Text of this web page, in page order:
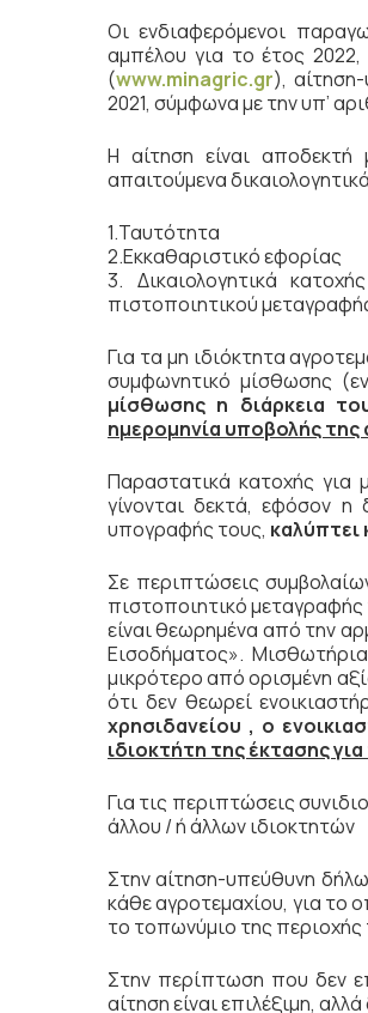
Οι ενδιαφερόμενοι
αμπέλου για το έτος
(www.minagric.gr),
2021, σύμφωνα με την υπ’
Η αίτηση είναι
απαιτούμενα
1.Ταυτότητα
2.Εκκαθαριστικό εφορίας
3. Δικαιολογητικά
πιστοποιητικού
Για τα μη ιδιόκτητα
συμφωνητικό μίσθωσης
μίσθωσης η διάρκεια
ημερομηνία υποβολής της
Παραστατικά κατοχής για
γίνονται δεκτά, εφόσον η
υπογραφής τους,
Σε περιπτώσεις
πιστοποιητικό
είναι θεωρημένα από την
Εισοδήματος».
μικρότερο από ορισμένη
ότι δεν θεωρεί
χρησιδανείου , ο
ιδιοκτήτη της έκτασης
Για τις περιπτώσεις
άλλου / ή άλλων ιδιοκτητών
Στην αίτηση-υπεύθυνη
κάθε αγροτεμαχίου, για το
το τοπωνύμιο της περιοχής
Στην περίπτωση που δεν
αίτηση είναι επιλέξιμη,